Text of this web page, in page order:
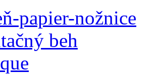
papier-nožnice
beh